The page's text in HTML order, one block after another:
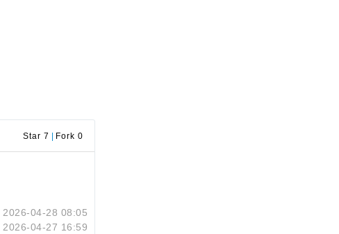
Star 7 Fork 0
2026-04-28 08:05
2026-04-27 16:59